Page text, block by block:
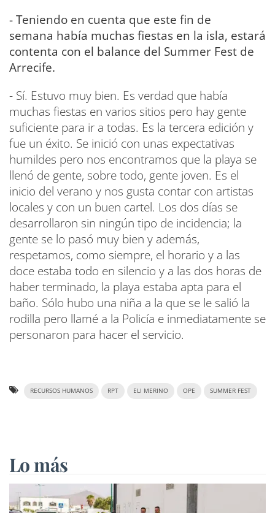
- Teniendo en cuenta que este fin de
semana había muchas fiestas en la isla, estará
contenta con el balance del Summer Fest de
Arrecife.
- Sí. Estuvo muy bien. Es verdad que había
muchas fiestas en varios sitios pero hay gente
suficiente para ir a todas. Es la tercera edición y
fue un éxito. Se inició con unas expectativas
humildes pero nos encontramos que la playa se
llenó de gente, sobre todo, gente joven. Es el
inicio del verano y nos gusta contar con artistas
locales y con un buen cartel. Los dos días se
desarrollaron sin ningún tipo de incidencia; la
gente se lo pasó muy bien y además,
respetamos, como siempre, el horario y a las
doce estaba todo en silencio y a las dos horas de
haber terminado, la playa estaba apta para el
baño. Sólo hubo una niña a la que se le salió la
rodilla pero llamé a la Policía e inmediatamente se
personaron para hacer el servicio.
RECURSOS HUMANOS RPT ELI MERINO OPE SUMMER FEST
Lo más